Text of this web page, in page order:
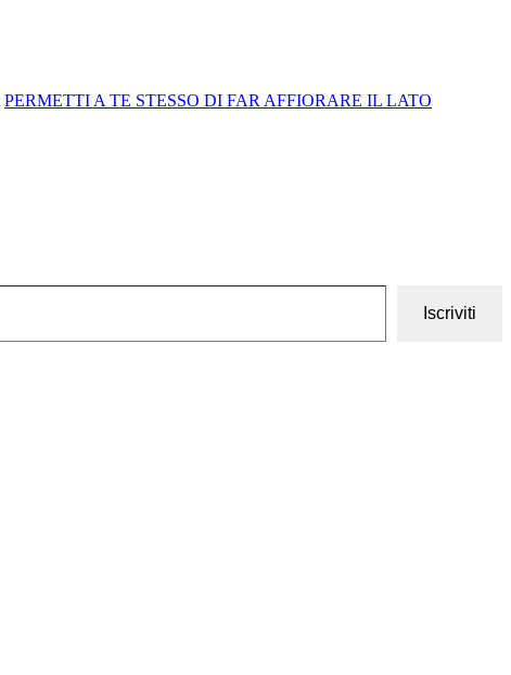
PERMETTI A TE STESSO DI FAR AFFIORARE IL LATO
Iscriviti